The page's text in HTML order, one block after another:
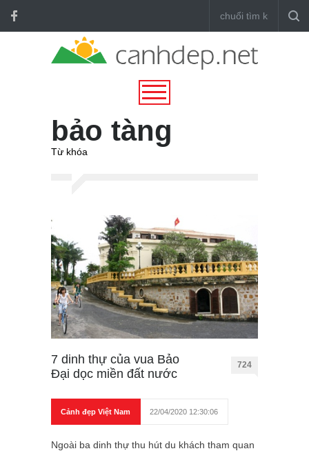
bảo tàng
Từ khóa
7 dinh thự của vua Bảo
Đại dọc miền đất nước
724
Cảnh đẹp Việt Nam 22/04/2020 12:30:06
Ngoài ba dinh thự thu hút du khách tham quan